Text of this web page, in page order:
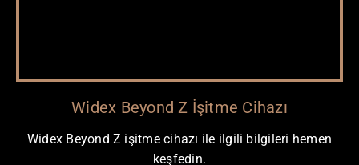
Widex Beyond Z İşitme Cihazı
Widex Beyond Z işitme cihazı ile ilgili bilgileri hemen
keşfedin.